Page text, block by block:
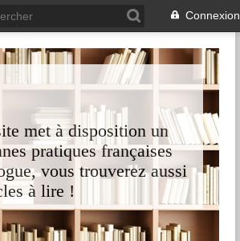
Connexion
met à disposition un
pratiques françaises
vous trouverez aussi
à lire !